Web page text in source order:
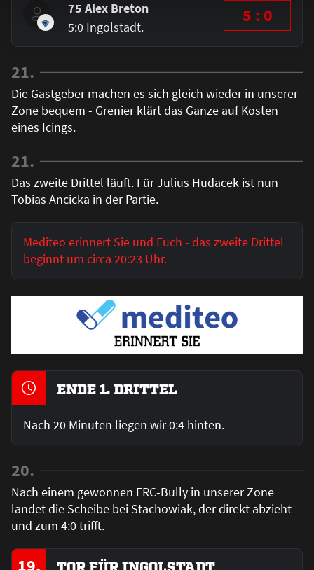
75 Alex Breton
5:0 Ingolstadt.
5 : 0
21.
Die Gastgeber machen es sich gleich wieder in unserer
Zone bequem - Grenier klärt das Ganze auf Kosten
eines Icings.
21.
Das zweite Drittel läuft. Für Julius Hudacek ist nun
Tobias Ancicka in der Partie.
Mediteo erinnert Sie und Euch - das zweite Drittel
beginnt um circa 20:23 Uhr.
ENDE 1. DRITTEL
Nach 20 Minuten liegen wir 0:4 hinten.
20.
Nach einem gewonnen ERC-Bully in unserer Zone
landet die Scheibe bei Stachowiak, der direkt abzieht
und zum 4:0 trifft.
TOR FÜR INGOLSTADT